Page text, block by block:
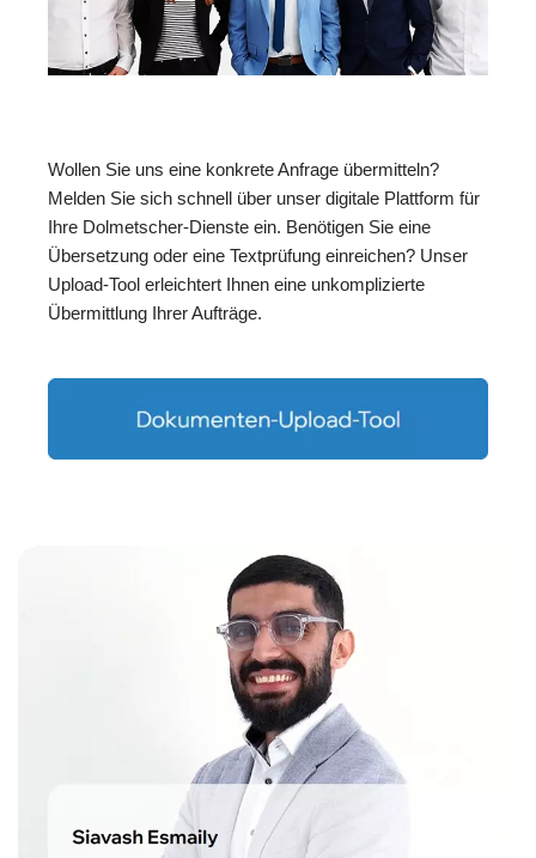
Wollen Sie uns eine konkrete Anfrage übermitteln?
Melden Sie sich schnell über unser digitale Plattform für
Ihre Dolmetscher-Dienste ein. Benötigen Sie eine
Übersetzung oder eine Textprüfung einreichen? Unser
Upload-Tool erleichtert Ihnen eine unkomplizierte
Übermittlung Ihrer Aufträge.